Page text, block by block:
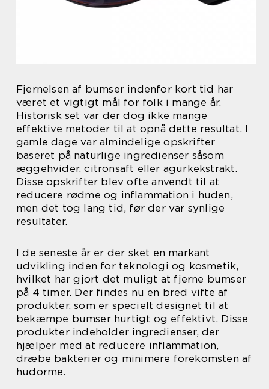
Fjernelsen af bumser indenfor kort tid har
været et vigtigt mål for folk i mange år.
Historisk set var der dog ikke mange
effektive metoder til at opnå dette resultat. I
gamle dage var almindelige opskrifter
baseret på naturlige ingredienser såsom
æggehvider, citronsaft eller agurkekstrakt.
Disse opskrifter blev ofte anvendt til at
reducere rødme og inflammation i huden,
men det tog lang tid, før der var synlige
resultater.
I de seneste år er der sket en markant
udvikling inden for teknologi og kosmetik,
hvilket har gjort det muligt at fjerne bumser
på 4 timer. Der findes nu en bred vifte af
produkter, som er specielt designet til at
bekæmpe bumser hurtigt og effektivt. Disse
produkter indeholder ingredienser, der
hjælper med at reducere inflammation,
dræbe bakterier og minimere forekomsten af
hudorme.